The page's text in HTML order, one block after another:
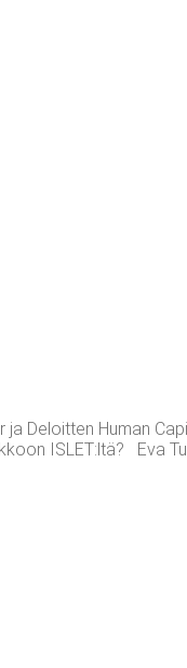
Deloitten Human
ISLET:ltä? Eva